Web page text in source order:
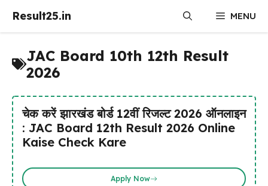
Result25.in MENU
JAC Board 10th 12th Result
2026
चेक करें झारखंड बोर्ड 12वीं रिजल्ट 2026 ऑनलाइन
: JAC Board 12th Result 2026 Online
Kaise Check Kare
Apply Now